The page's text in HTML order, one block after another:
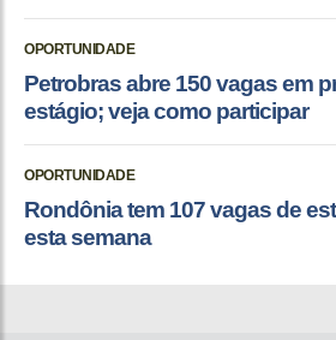
OPORTUNIDADE
Petrobras abre 150 vagas em
estágio; veja como participar
OPORTUNIDADE
Rondônia tem 107 vagas de
esta semana